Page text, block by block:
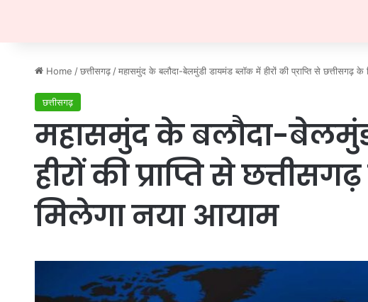
Home / छत्तीसगढ़ / महासमुंद के बलौदा-बेलमुंडी डायमंड ब्लॉक में हीरों की प्राप्ति से छत्तीसगढ़
छत्तीसगढ़
महासमुंद के बलौदा-
हीरों की प्राप्ति से
मिलेगा नया आयाम